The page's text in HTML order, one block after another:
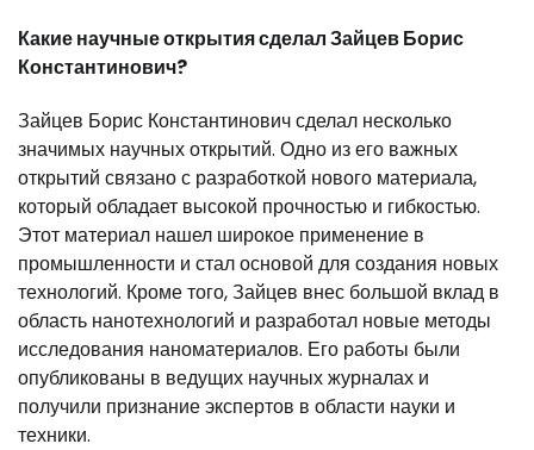
Какие научные открытия сделал Зайцев Борис
Константинович?
Зайцев Борис Константинович сделал несколько
значимых научных открытий. Одно из его важных
открытий связано с разработкой нового материала,
который обладает высокой прочностью и гибкостью.
Этот материал нашел широкое применение в
промышленности и стал основой для создания новых
технологий. Кроме того, Зайцев внес большой вклад в
область нанотехнологий и разработал новые методы
исследования наноматериалов. Его работы были
опубликованы в ведущих научных журналах и
получили признание экспертов в области науки и
техники.